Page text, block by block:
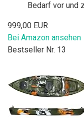
Bedarf vor und
999,00 EUR
Bei Amazon ansehen
Bestseller Nr. 13